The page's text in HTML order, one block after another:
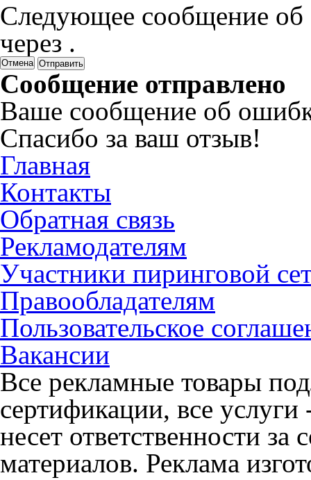
Следующее сообщение об
через .
Отмена
Сообщение отправлено
Ваше сообщение об
Спасибо за ваш отзыв!
Главная
Контакты
Обратная связь
Рекламодателям
Участники пиринговой
Правообладателям
Пользовательское
Вакансии
Все рекламные товары
сертификации, все
несет ответственности
материалов. Реклама